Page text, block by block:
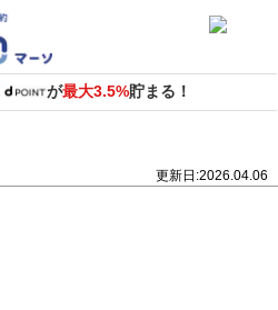
が最大3.5%貯まる！
更新日:2026.04.06